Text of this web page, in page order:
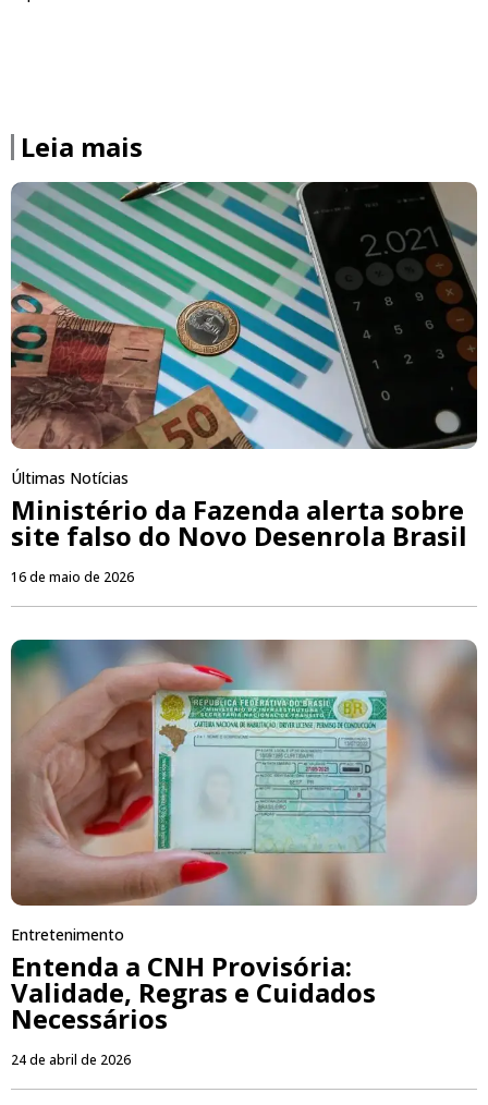
Leia mais
Últimas Notícias
Ministério da Fazenda alerta sobre
site falso do Novo Desenrola Brasil
16 de maio de 2026
Entretenimento
Entenda a CNH Provisória:
Validade, Regras e Cuidados
Necessários
24 de abril de 2026